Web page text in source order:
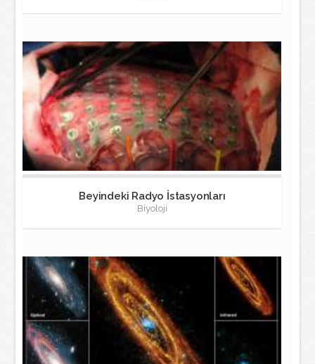
Beyindeki Radyo İstasyonları
Biyoloji